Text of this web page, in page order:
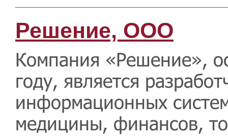
Решение, ООО
Компания «Решение»,
году, является
информационных
медицины, финансов,